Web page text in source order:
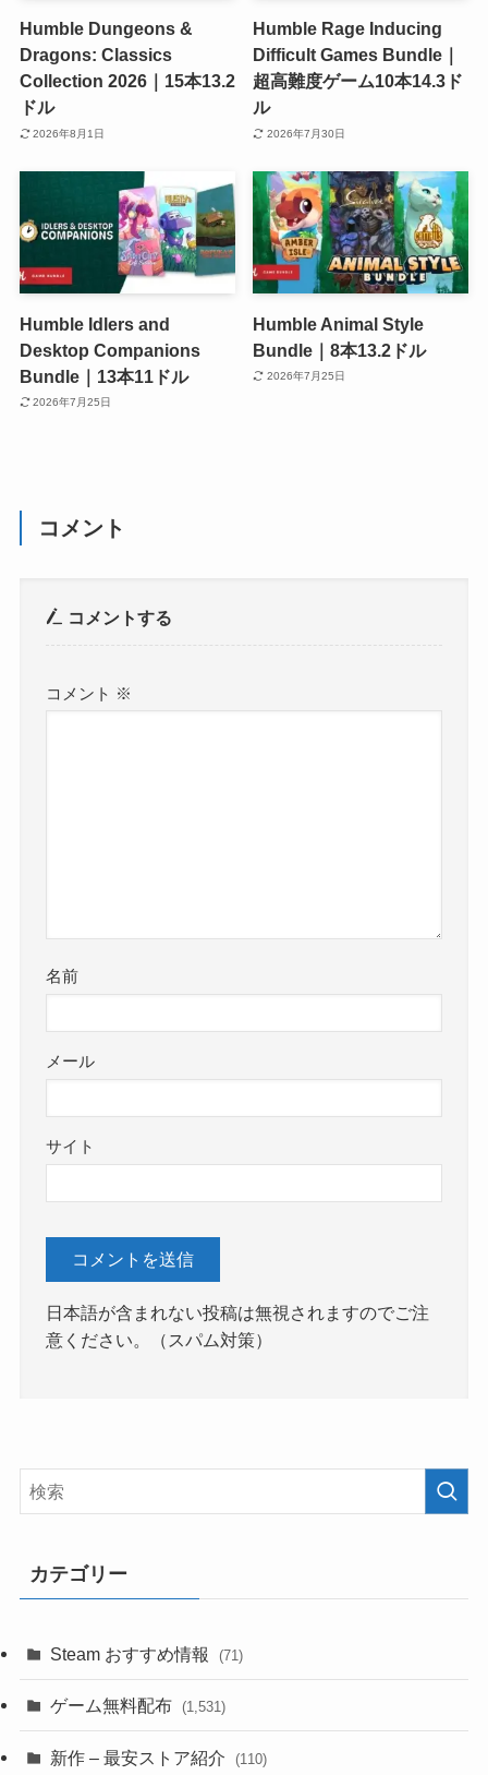
Humble Dungeons &
Dragons: Classics
Collection 2026｜15本13.2
ドル
2026年8月1日
Humble Rage Inducing
Difficult Games Bundle｜
超高難度ゲーム10本14.3ド
ル
2026年7月30日
Humble Idlers and
Desktop Companions
Bundle｜13本11ドル
2026年7月25日
Humble Animal Style
Bundle｜8本13.2ドル
2026年7月25日
コメント
コメントする
コメント ※
名前
メール
サイト
日本語が含まれない投稿は無視されますのでご注
意ください。（スパム対策）
カテゴリー
Steam おすすめ情報 (71)
ゲーム無料配布 (1,531)
新作 – 最安ストア紹介 (110)